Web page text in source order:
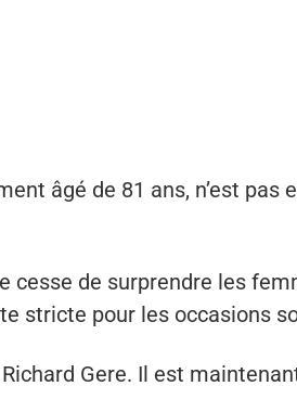
âgé de 81 ans, n’est pas
cesse de surprendre les
stricte pour les occasions
Gere. Il est